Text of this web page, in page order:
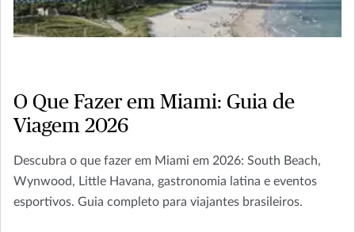
O Que Fazer em Miami: Guia de
Viagem 2026
Descubra o que fazer em Miami em 2026: South Beach,
Wynwood, Little Havana, gastronomia latina e eventos
esportivos. Guia completo para viajantes brasileiros.